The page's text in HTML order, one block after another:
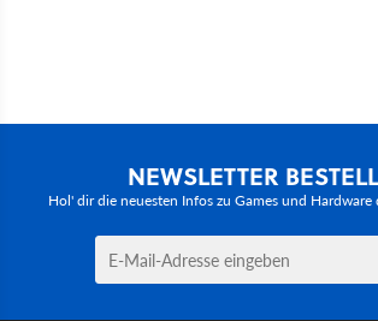
NEWSLETTER
Hol' dir die neuesten Infos zu Games und